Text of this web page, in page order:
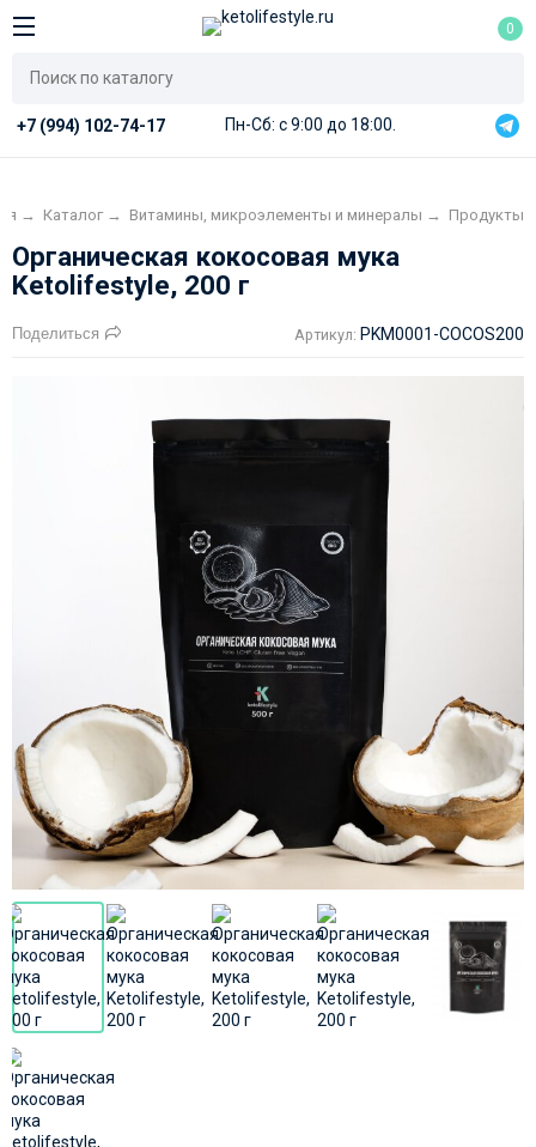
0
+7 (994) 102-74-17 Пн-Сб: с 9:00 до 18:00.
→ Каталог → Витамины, микроэлементы и минералы → Продукты
Органическая кокосовая мука
Ketolifestyle, 200 г
Поделиться Артикул: PKM0001-COCOS200